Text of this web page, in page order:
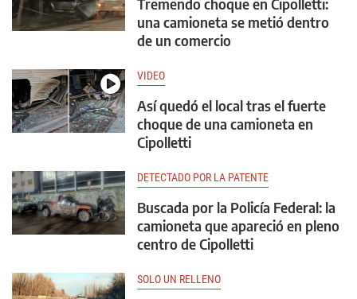
una camioneta se metió dentro
de un comercio
VIDEO
Así quedó el local tras el fuerte
choque de una camioneta en
Cipolletti
DETECTADO POR LA PATENTE
Buscada por la Policía Federal: la
camioneta que apareció en pleno
centro de Cipolletti
SOLO UN RELLENO